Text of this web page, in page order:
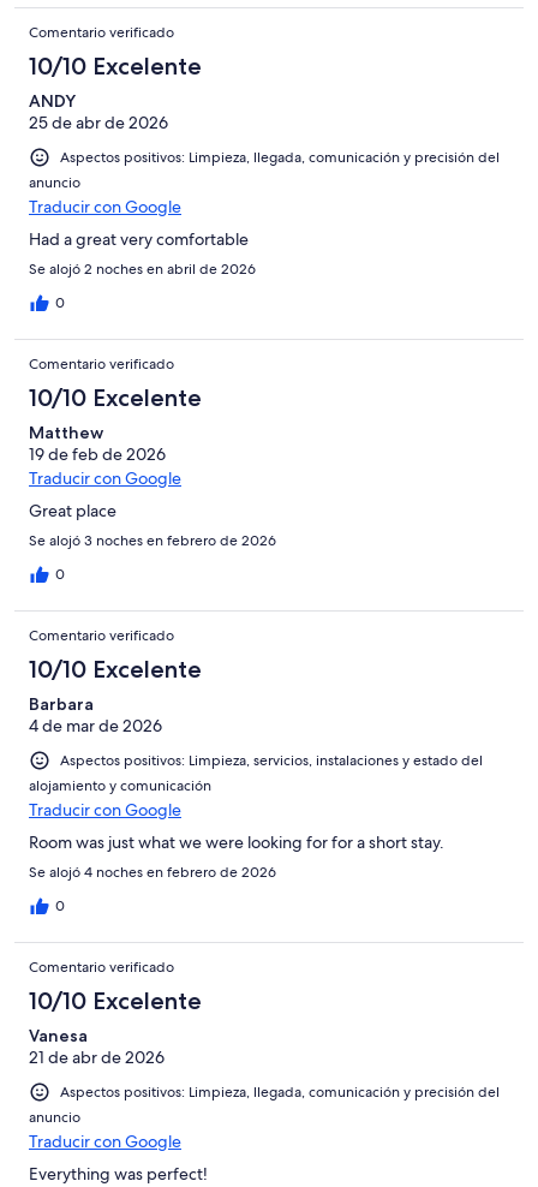
Comentario verificado
10/10 Excelente
ANDY
25 de abr de 2026
Aspectos positivos: Limpieza, llegada, comunicación y precisión del
anuncio
Traducir con Google
Had a great very comfortable
Se alojó 2 noches en abril de 2026
0
Comentario verificado
10/10 Excelente
Matthew
19 de feb de 2026
Traducir con Google
Great place
Se alojó 3 noches en febrero de 2026
0
Comentario verificado
10/10 Excelente
Barbara
4 de mar de 2026
Aspectos positivos: Limpieza, servicios, instalaciones y estado del
alojamiento y comunicación
Traducir con Google
Room was just what we were looking for for a short stay.
Se alojó 4 noches en febrero de 2026
0
Comentario verificado
10/10 Excelente
Vanesa
21 de abr de 2026
Aspectos positivos: Limpieza, llegada, comunicación y precisión del
anuncio
Traducir con Google
Everything was perfect!